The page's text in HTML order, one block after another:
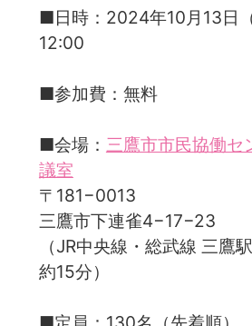
■日時：2024年10月13日
12:00
■参加費：無料
■会場： 三鷹市市民協働セ
議室
〒181−0013
三鷹市下連雀4−17−23
（JR中央線・総武線 三鷹
約15分）